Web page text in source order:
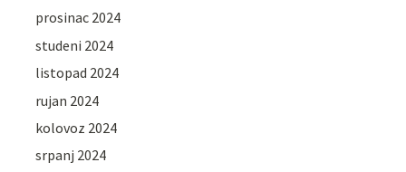
prosinac 2024
studeni 2024
listopad 2024
rujan 2024
kolovoz 2024
srpanj 2024